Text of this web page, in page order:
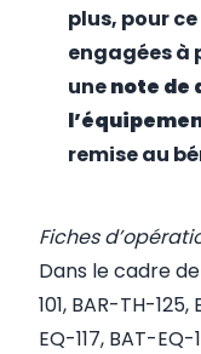
plus, pour
engagées à
unenote de
remise au
Fiches
Dans le cadre de
101, BAR-TH-
EQ-117, BAT-